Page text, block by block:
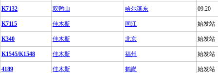
K7132 双鸭山 哈尔滨东 09:20
K7115 佳木斯 同江 始发站
K340 佳木斯 北京 始发站
K1545/K1548 佳木斯 福州 始发站
4189 佳木斯 鹤岗 始发站